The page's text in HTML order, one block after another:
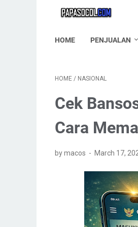
HOME PENJUALAN
HOME / NASIONAL
Cek
Cara
by macos March 17,